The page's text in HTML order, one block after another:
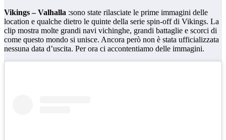
Vikings – Valhalla :sono state rilasciate le prime immagini delle
location e qualche dietro le quinte della serie spin-off di Vikings. La
clip mostra molte grandi navi vichinghe, grandi battaglie e scorci di
come questo mondo si unisce. Ancora però non è stata ufficializzata
nessuna data d’uscita. Per ora ci accontentiamo delle immagini.